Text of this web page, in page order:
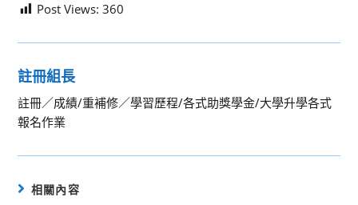
Post Views: 360
註冊組長
註冊／成績/重補修／學習歷程/各式助獎學金/大學升學各式
報名作業
相關內容